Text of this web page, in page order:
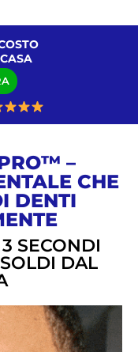
–
CHE
DENTI
SECONDI
DAL